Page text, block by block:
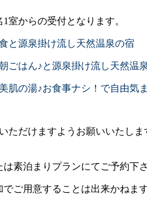
からの受付となります。
と源泉掛け流し天然温泉の宿
ごはん♪と源泉掛け流し天然温
の湯♪お食事ナシ！で自由気
だけますようお願いいたしま
素泊まりプランにてご予約下さ
ご用意することは出来かねます